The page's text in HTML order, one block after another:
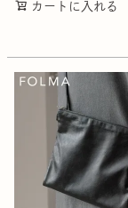
カートに入れる